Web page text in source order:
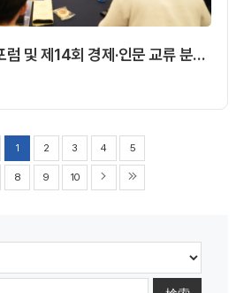
2023 NEAR 국제포럼 및 제14회 경제·인문 교류 분과위원회
1 2 3 4 5
8 9 10